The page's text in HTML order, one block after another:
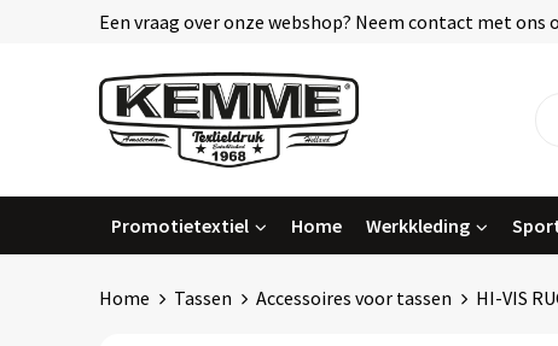
Een vraag over onze webshop? Neem contact met
Promotietextiel Home Werkkleding
Home Tassen Accessoires voor tassen HI-VIS